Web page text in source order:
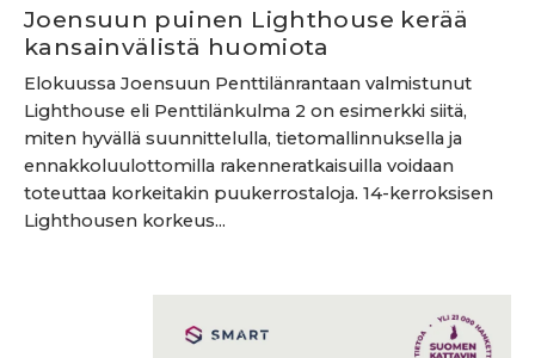
Joensuun puinen Lighthouse kerää
kansainvälistä huomiota
Elokuussa Joensuun Penttilänrantaan valmistunut
Lighthouse eli Penttilänkulma 2 on esimerkki siitä,
miten hyvällä suunnittelulla, tietomallinnuksella ja
ennakkoluulottomilla rakenneratkaisuilla voidaan
toteuttaa korkeitakin puukerrostaloja. 14-kerroksisen
Lighthousen korkeus...